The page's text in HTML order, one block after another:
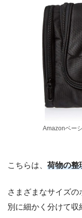
Amazonベー
こちらは、 荷物の整
さまざまなサイズ
別に細かく分けて収